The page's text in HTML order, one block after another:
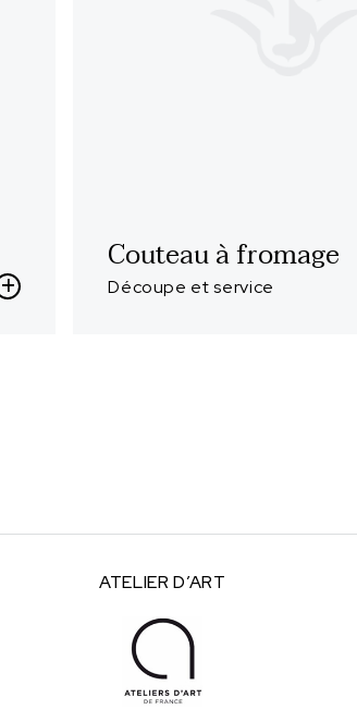
Couteau à fromage
Découpe et service
ATELIERD’ART